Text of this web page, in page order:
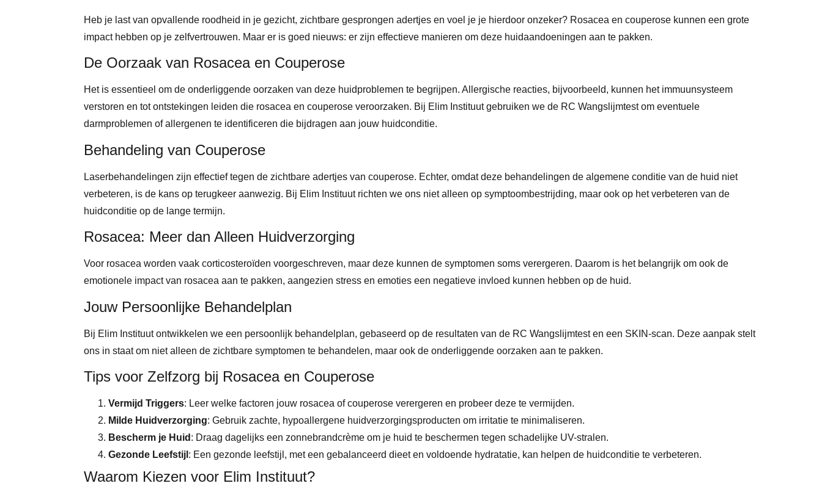
Heb je last van opvallende roodheid in je gezicht, zichtbare gesprongen adertjes en voel je je hierdoor onzeker? Rosacea en couperose kunnen een grote
impact hebben op je zelfvertrouwen. Maar er is goed nieuws: er zijn effectieve manieren om deze huidaandoeningen aan te pakken.
De Oorzaak van Rosacea en Couperose
Het is essentieel om de onderliggende oorzaken van deze huidproblemen te begrijpen. Allergische reacties, bijvoorbeeld, kunnen het immuunsysteem
verstoren en tot ontstekingen leiden die rosacea en couperose veroorzaken. Bij Elim Instituut gebruiken we de RC Wangslijmtest om eventuele
darmproblemen of allergenen te identificeren die bijdragen aan jouw huidconditie.
Behandeling van Couperose
Laserbehandelingen zijn effectief tegen de zichtbare adertjes van couperose. Echter, omdat deze behandelingen de algemene conditie van de huid niet
verbeteren, is de kans op terugkeer aanwezig. Bij Elim Instituut richten we ons niet alleen op symptoombestrijding, maar ook op het verbeteren van de
huidconditie op de lange termijn.
Rosacea: Meer dan Alleen Huidverzorging
Voor rosacea worden vaak corticosteroïden voorgeschreven, maar deze kunnen de symptomen soms verergeren. Daarom is het belangrijk om ook de
emotionele impact van rosacea aan te pakken, aangezien stress en emoties een negatieve invloed kunnen hebben op de huid.
Jouw Persoonlijke Behandelplan
Bij Elim Instituut ontwikkelen we een persoonlijk behandelplan, gebaseerd op de resultaten van de RC Wangslijmtest en een SKIN-scan. Deze aanpak stelt
ons in staat om niet alleen de zichtbare symptomen te behandelen, maar ook de onderliggende oorzaken aan te pakken.
Tips voor Zelfzorg bij Rosacea en Couperose
Vermijd Triggers: Leer welke factoren jouw rosacea of couperose verergeren en probeer deze te vermijden.
Milde Huidverzorging: Gebruik zachte, hypoallergene huidverzorgingsproducten om irritatie te minimaliseren.
Bescherm je Huid : Draag dagelijks een zonnebrandcrème om je huid te beschermen tegen schadelijke UV-stralen.
Gezonde Leefstijl : Een gezonde leefstijl, met een gebalanceerd dieet en voldoende hydratatie, kan helpen de huidconditie te verbeteren.
Waarom Kiezen voor Elim Instituut?